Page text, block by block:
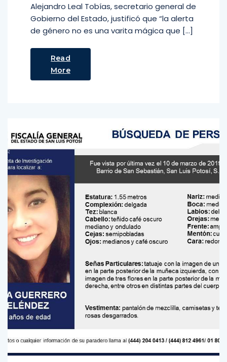
Alejandro Leal Tobías, secretario general de
Gobierno del Estado, justificó que “la alerta
de género no es una varita mágica que […]
Read
More